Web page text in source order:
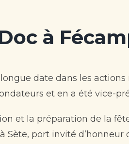
à
date dans les
et en a été vice-
et la préparation de la
Sète, port invité